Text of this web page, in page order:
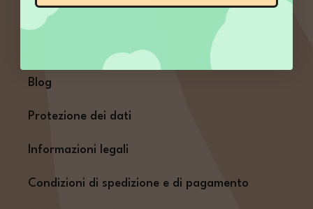
Informazioni sui regali e sui clienti
Certificazione biologica
Blog
Protezione dei dati
Informazioni legali
Condizioni di spedizione e di pagamento